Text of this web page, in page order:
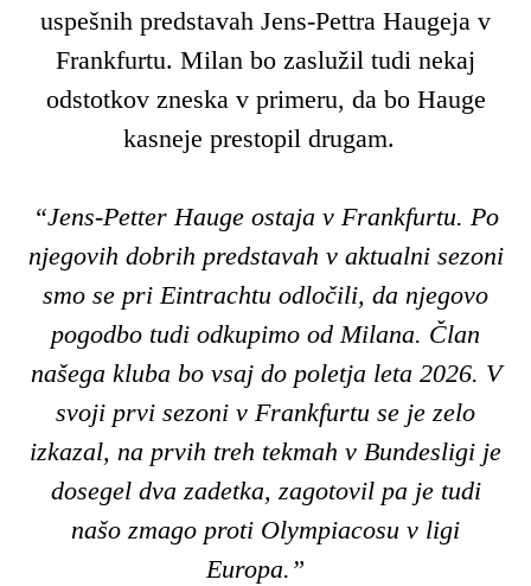
uspešnih predstavah Jens-Pettra Haugeja v
Frankfurtu. Milan bo zaslužil tudi nekaj
odstotkov zneska v primeru, da bo Hauge
kasneje prestopil drugam.
“Jens-Petter Hauge ostaja v Frankfurtu. Po
njegovih dobrih predstavah v aktualni sezoni
smo se pri Eintrachtu odločili, da njegovo
pogodbo tudi odkupimo od Milana. Član
našega kluba bo vsaj do poletja leta 2026. V
svoji prvi sezoni v Frankfurtu se je zelo
izkazal, na prvih treh tekmah v Bundesligi je
dosegel dva zadetka, zagotovil pa je tudi
našo zmago proti Olympiacosu v ligi
Europa.”